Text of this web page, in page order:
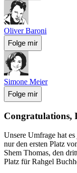
Oliver Baroni
Folge mir
Simone Meier
Folge mir
Congratulations,
Unsere Umfrage hat
nur den ersten Platz
Shem Thomas, den
Platz für Rahgel